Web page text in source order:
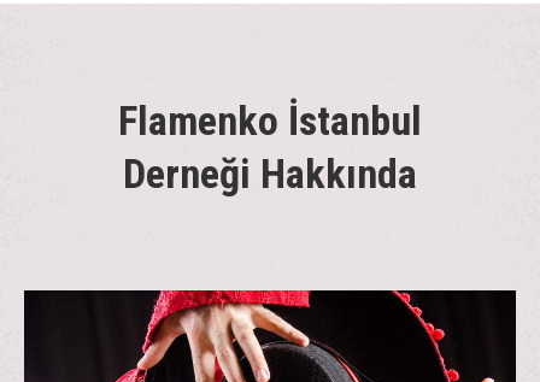
Flamenko İstanbul
Derneği Hakkında